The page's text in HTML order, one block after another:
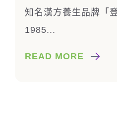
知名漢方養生品牌「
1985...
READ MORE